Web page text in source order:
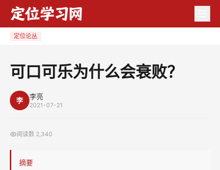
败？
定位论丛
可口可乐为什么会衰败？
李 李亮
2021-07-21
阅读数 2,340
摘要